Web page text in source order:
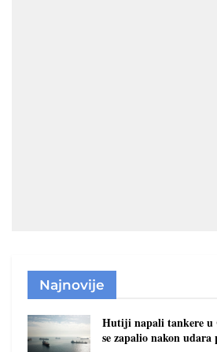
Najnovije
Hutiji napali tankere u
se zapalio nakon